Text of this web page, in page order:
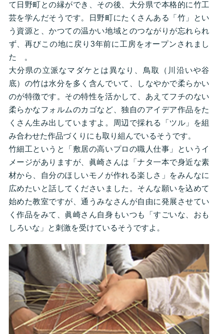
て日野町との縁ができ、その後、大分県で本格的に竹工
芸を学んだそうです。日野町にたくさんある「竹」とい
う資源と、かつての温かい地域とのつながりが忘れられ
ず、再びこの地に戻り3年前に工房をオープンされまし
た 。
大分県の立派なマダケとは異なり、鳥取（川沿いや谷
底）の竹は水分を多く含んでいて、しなやかで柔らかい
のが特徴です。その特性を活かして、あえてフチのない
柔らかなフォルムのカゴなど、独自のアイデア作品をた
くさん生み出していますよ。周辺で採れる「ツル」を組
み合わせた作品づくりにも取り組んでいるそうです。
竹細工というと「敷居の高いプロの職人仕事」というイ
メージがありますが、眞崎さんは「ナタ一本で身近な素
材から、自分のほしいモノが作れる楽しさ」をみんなに
広めたいと話してくださいました。そんな願いを込めて
始めた教室ですが、通うみなさんが自由に発展させてい
く作品をみて、眞崎さん自身もいつも「すごいな、おも
しろいな」と刺激を受けているそうですよ。